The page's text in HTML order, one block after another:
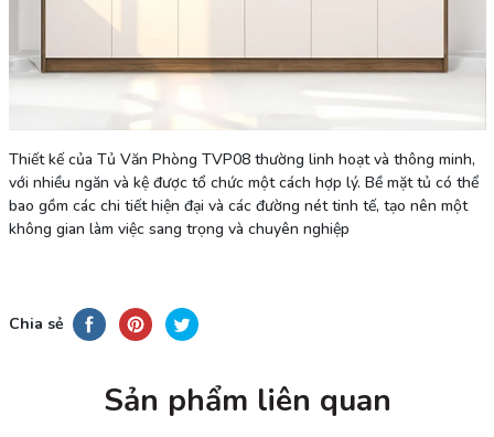
Thiết kế của Tủ Văn Phòng TVP08 thường linh hoạt và thông minh,
với nhiều ngăn và kệ được tổ chức một cách hợp lý. Bề mặt tủ có thể
bao gồm các chi tiết hiện đại và các đường nét tinh tế, tạo nên một
không gian làm việc sang trọng và chuyên nghiệp
Chia sẻ
Sản phẩm liên quan